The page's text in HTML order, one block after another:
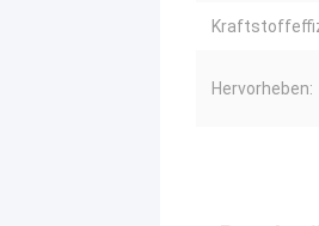
Hervorheben: